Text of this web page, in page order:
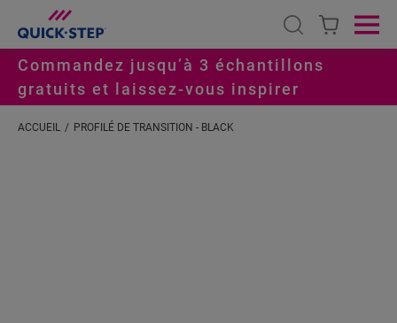
Open search
Commandez jusqu’à 3 échantillons
gratuits et laissez-vous inspirer
ACCUEIL PROFILÉ DE TRANSITION - BLACK